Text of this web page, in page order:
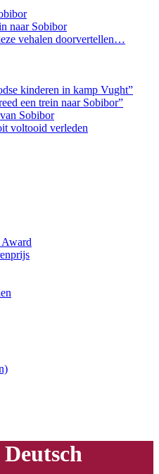
naar Sobibor
vehalen doorvertellen…
kinderen in kamp Vught”
een trein naar Sobibor”
Sobibor
voltooid verleden